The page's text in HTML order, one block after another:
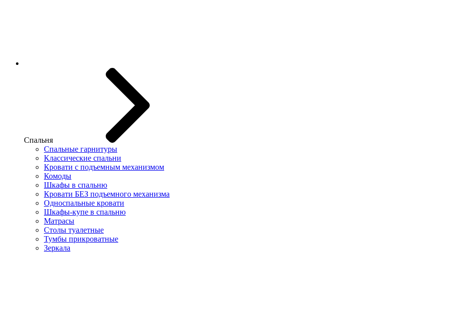
Спальня
Спальные гарнитуры
Классические спальни
Кровати с подъемным механизмом
Комоды
Шкафы в спальню
Кровати БЕЗ подъемного механизма
Односпальные кровати
Шкафы-купе в спальню
Матрасы
Столы туалетные
Тумбы прикроватные
Зеркала